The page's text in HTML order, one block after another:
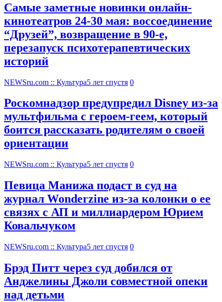
Самые заметные новинки онлайн-
кинотеатров 24-30 мая: воссоединение
“Друзей”, возвращение в 90-е,
перезапуск психотерапевтических
историй
NEWSru.com :: Культура5 лет спустя 0
Роскомнадзор предупредил Disney из-за
мультфильма c героем-геем, который
боится рассказать родителям о своей
ориентации
NEWSru.com :: Культура5 лет спустя 0
Певица Манижа подаст в суд на
журнал Wonderzine из-за колонки о ее
связях с АП и миллиардером Юрием
Ковальчуком
NEWSru.com :: Культура5 лет спустя 0
Брэд Питт через суд добился от
Анджелины Джоли совместной опеки
над детьми